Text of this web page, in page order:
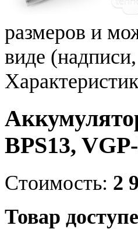
размеров и
виде
BPS13,
Стоимость: 2
Товар